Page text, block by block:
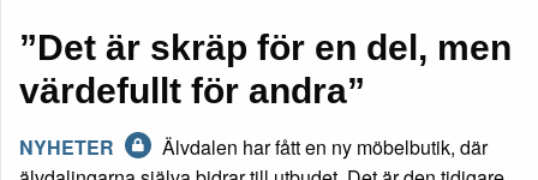
”Det är skräp för en del, men
värdefullt för andra”
NYHETER
Älvdalen har fått en ny möbelbutik, där